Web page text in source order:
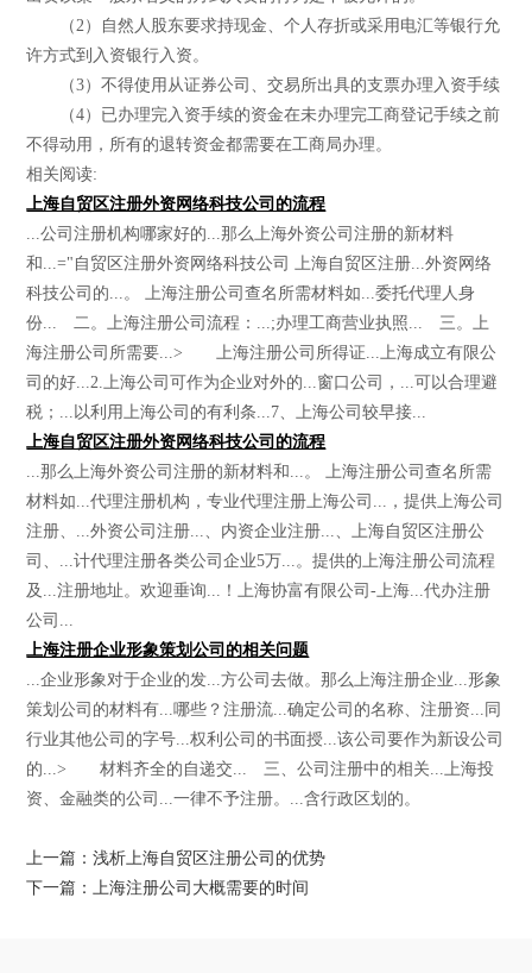
（2）自然人股东要求持现金、个人存折或采用电汇等银行允
许方式到入资银行入资。
（3）不得使用从证券公司、交易所出具的支票办理入资手续
（4）已办理完入资手续的资金在未办理完工商登记手续之前
不得动用，所有的退转资金都需要在工商局办理。
相关阅读:
上海自贸区注册外资网络科技公司的流程
...公司注册机构哪家好的...那么上海外资公司注册的新材料
和...="自贸区注册外资网络科技公司 上海自贸区注册...外资网络
科技公司的...。 上海注册公司查名所需材料如...委托代理人身
份... 二。上海注册公司流程：...;办理工商营业执照... 三。上
海注册公司所需要...> 上海注册公司所得证...上海成立有限公
司的好...2.上海公司可作为企业对外的...窗口公司，...可以合理避
税；...以利用上海公司的有利条...7、上海公司较早接...
上海自贸区注册外资网络科技公司的流程
...那么上海外资公司注册的新材料和...。 上海注册公司查名所需
材料如...代理注册机构，专业代理注册上海公司...，提供上海公司
注册、...外资公司注册...、内资企业注册...、上海自贸区注册公
司、...计代理注册各类公司企业5万...。提供的上海注册公司流程
及...注册地址。欢迎垂询...！上海协富有限公司-上海...代办注册
公司...
上海注册企业形象策划公司的相关问题
...企业形象对于企业的发...方公司去做。那么上海注册企业...形象
策划公司的材料有...哪些？注册流...确定公司的名称、注册资...同
行业其他公司的字号...权利公司的书面授...该公司要作为新设公司
的...> 材料齐全的自递交... 三、公司注册中的相关...上海投
资、金融类的公司...一律不予注册。...含行政区划的。
上一篇：浅析上海自贸区注册公司的优势
下一篇：上海注册公司大概需要的时间